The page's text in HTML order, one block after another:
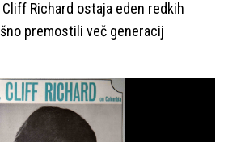
Richard ostaja eden redkih
premostili več generacij